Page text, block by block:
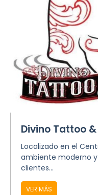
Divino Tattoo
Localizado en el
ambiente moderno
clientes...
VER MÁS